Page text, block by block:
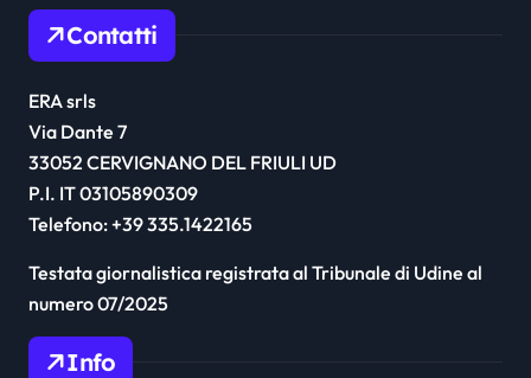
Contatti
ERA srls
Via Dante 7
33052 CERVIGNANO DEL FRIULI UD
P.I. IT 03105890309
Telefono: +39 335.1422165
Testata giornalistica registrata al Tribunale di Udine al
numero 07/2025
Info